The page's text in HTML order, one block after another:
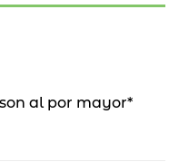
al por mayor*